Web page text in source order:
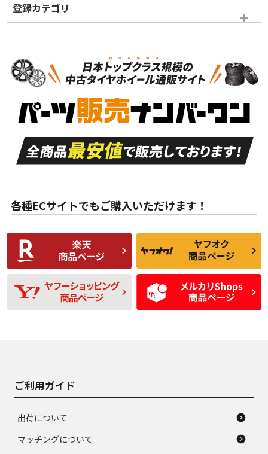
ホイールランク
S
品）
S
新車外し品（新古
付き
A
走行距離も少なく、
目立つ傷もほとんど
ない中古品
A
走行距離も少なく、
非常に状態の良い中
古品
な中古品
んどない中古品
C
比較的きれいな中古
品
C
られるが、使用に問
題のない中古品
D
使用感や目立つ傷が
あり、一般的な中古
品
D
残り溝も少なく、偏
磨耗がみられ、短期
間使用できるくらい
の中古品
登録カテゴリ
タイヤのみ
各種ECサイトでもご購入いただけます！
ご利用ガイド
出荷について
マッチングについて